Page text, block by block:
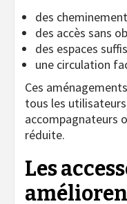
des
des accès sans
des espaces
une circulation
Ces
tous les
accompagnateurs
réduite.
Les